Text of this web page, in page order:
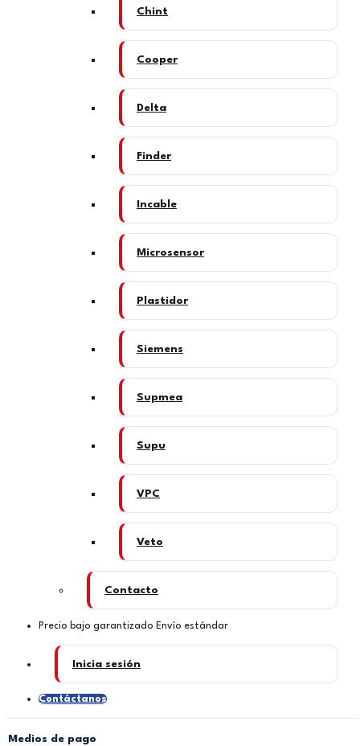
Chint
Cooper
Delta
Finder
Incable
Microsensor
Plastidor
Siemens
Supmea
Supu
VPC
Veto
Contacto
Precio bajo garantizado Envío estándar
Inicia sesión
Contáctanos
Medios de pago